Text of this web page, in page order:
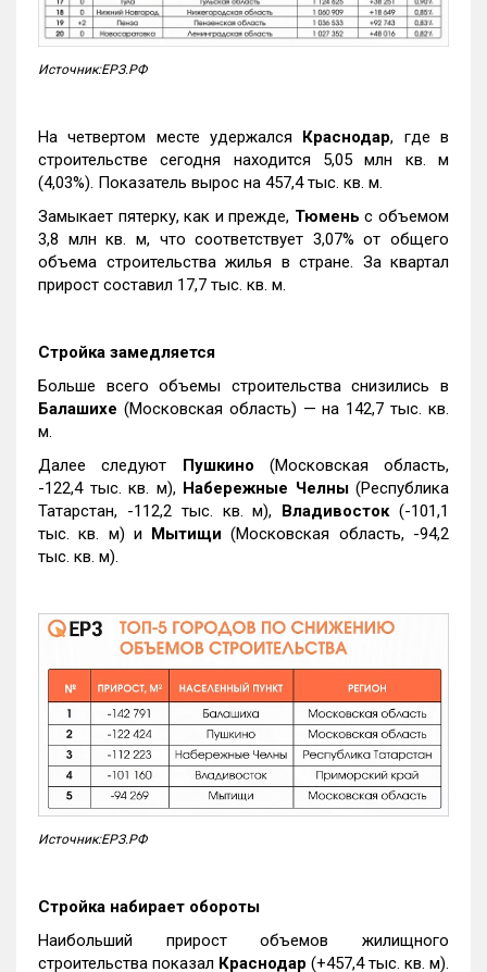
Источник:ЕРЗ.РФ
На четвертом месте удержался Краснодар, где в
строительстве сегодня находится 5,05 млн кв. м
(4,03%). Показатель вырос на 457,4 тыс. кв. м.
Замыкает пятерку, как и прежде, Тюмень с объемом
3,8 млн кв. м, что соответствует 3,07% от общего
объема строительства жилья в стране. За квартал
прирост составил 17,7 тыс. кв. м.
Стройка замедляется
Больше всего объемы строительства снизились в
Балашихе (Московская область) — на 142,7 тыс. кв.
м.
Далее следуют Пушкино (Московская область,
-122,4 тыс. кв. м), Набережные Челны(Республика
Татарстан, -112,2 тыс. кв. м), Владивосток(-101,1
тыс. кв. м) и Мытищи (Московская область, -94,2
тыс. кв. м).
Источник:ЕРЗ.РФ
Стройка набирает обороты
Наибольший прирост объемов жилищного
строительства показал Краснодар (+457,4 тыс. кв. м).